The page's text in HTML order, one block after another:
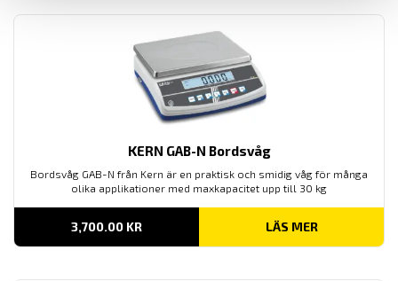
KERN GAB-N Bordsvåg
Bordsvåg GAB-N från Kern är en praktisk och smidig våg för många
olika applikationer med maxkapacitet upp till 30 kg
3,700.00 KR LÄS MER